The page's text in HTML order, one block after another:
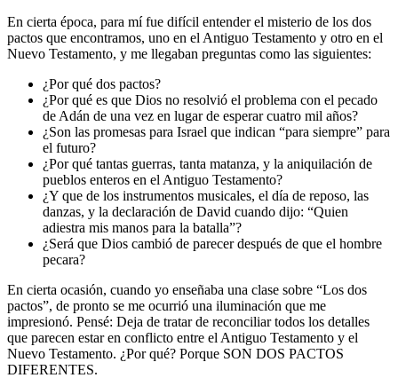
En cierta época, para mí fue difícil entender el misterio de los dos
pactos que encontramos, uno en el Antiguo Testamento y otro en el
Nuevo Testamento, y me llegaban preguntas como las siguientes:
¿Por qué dos pactos?
¿Por qué es que Dios no resolvió el problema con el pecado
de Adán de una vez en lugar de esperar cuatro mil años?
¿Son las promesas para Israel que indican “para siempre” para
el futuro?
¿Por qué tantas guerras, tanta matanza, y la aniquilación de
pueblos enteros en el Antiguo Testamento?
¿Y que de los instrumentos musicales, el día de reposo, las
danzas, y la declaración de David cuando dijo: “Quien
adiestra mis manos para la batalla”?
¿Será que Dios cambió de parecer después de que el hombre
pecara?
En cierta ocasión, cuando yo enseñaba una clase sobre “Los dos
pactos”, de pronto se me ocurrió una iluminación que me
impresionó. Pensé: Deja de tratar de reconciliar todos los detalles
que parecen estar en conflicto entre el Antiguo Testamento y el
Nuevo Testamento. ¿Por qué? Porque SON DOS PACTOS
DIFERENTES.